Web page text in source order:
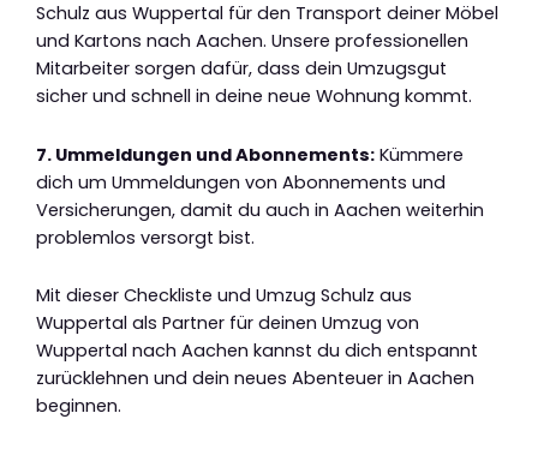
Schulz aus Wuppertal für den Transport deiner Möbel
und Kartons nach Aachen. Unsere professionellen
Mitarbeiter sorgen dafür, dass dein Umzugsgut
sicher und schnell in deine neue Wohnung kommt.
7. Ummeldungen und Abonnements: Kümmere
dich um Ummeldungen von Abonnements und
Versicherungen, damit du auch in Aachen weiterhin
problemlos versorgt bist.
Mit dieser Checkliste und Umzug Schulz aus
Wuppertal als Partner für deinen Umzug von
Wuppertal nach Aachen kannst du dich entspannt
zurücklehnen und dein neues Abenteuer in Aachen
beginnen.